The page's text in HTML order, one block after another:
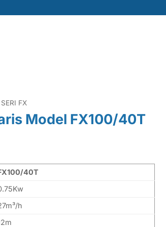
SERI FX
Model FX100/40T
40T
h